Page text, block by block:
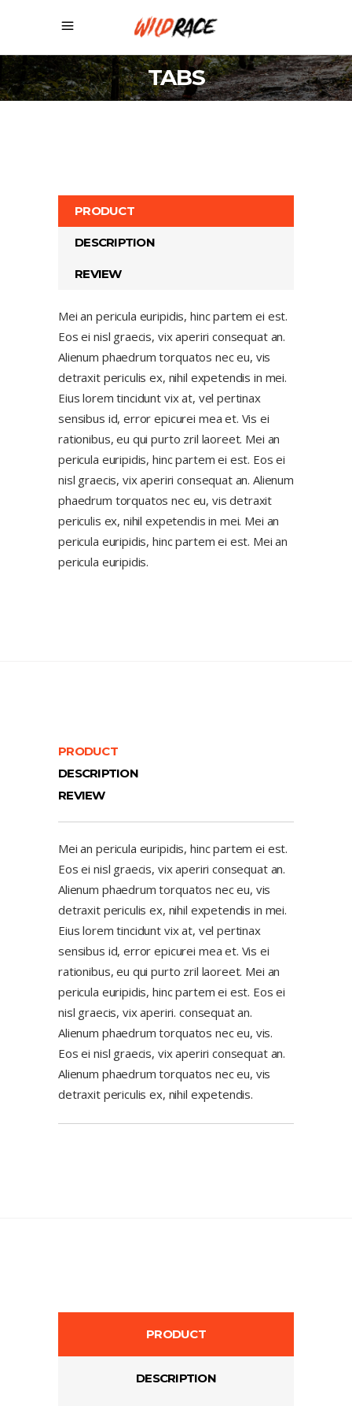
TABS
PRODUCT
DESCRIPTION
REVIEW
Mei an pericula euripidis, hinc partem ei est.
Eos ei nisl graecis, vix aperiri consequat an.
Alienum phaedrum torquatos nec eu, vis
detraxit periculis ex, nihil expetendis in mei.
Eius lorem tincidunt vix at, vel pertinax
sensibus id, error epicurei mea et. Vis ei
rationibus, eu qui purto zril laoreet. Mei an
pericula euripidis, hinc partem ei est. Eos ei
nisl graecis, vix aperiri consequat an. Alienum
phaedrum torquatos nec eu, vis detraxit
periculis ex, nihil expetendis in mei. Mei an
pericula euripidis, hinc partem ei est. Mei an
pericula euripidis.
PRODUCT
DESCRIPTION
REVIEW
Mei an pericula euripidis, hinc partem ei est.
Eos ei nisl graecis, vix aperiri consequat an.
Alienum phaedrum torquatos nec eu, vis
detraxit periculis ex, nihil expetendis in mei.
Eius lorem tincidunt vix at, vel pertinax
sensibus id, error epicurei mea et. Vis ei
rationibus, eu qui purto zril laoreet. Mei an
pericula euripidis, hinc partem ei est. Eos ei
nisl graecis, vix aperiri. consequat an.
Alienum phaedrum torquatos nec eu, vis.
Eos ei nisl graecis, vix aperiri consequat an.
Alienum phaedrum torquatos nec eu, vis
detraxit periculis ex, nihil expetendis.
PRODUCT
DESCRIPTION